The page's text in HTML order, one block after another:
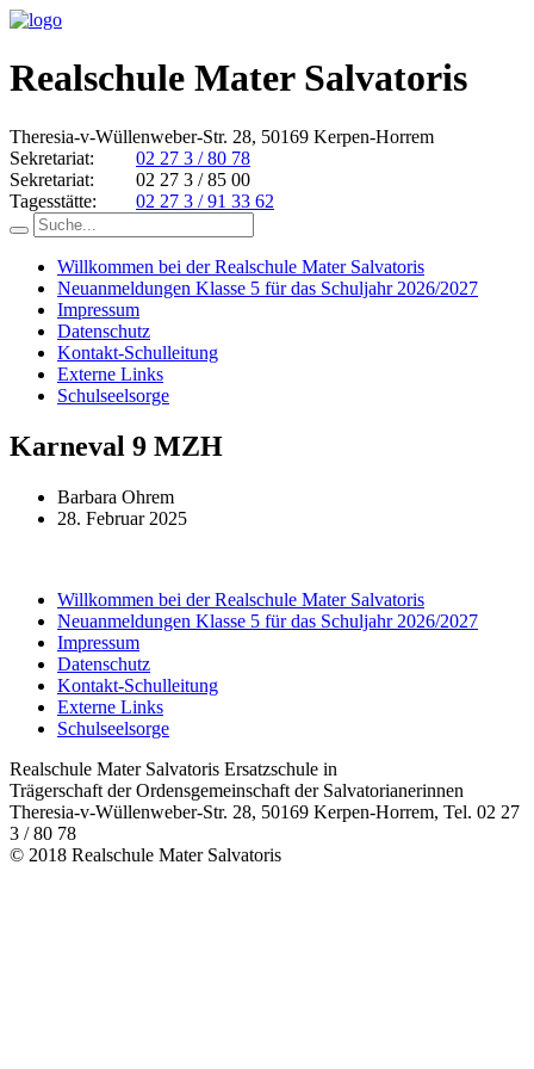
Realschule Mater Salvatoris
Theresia-v-Wüllenweber-Str. 28, 50169 Kerpen-Horrem
Sekretariat:
02 27 3 / 80 78
Sekretariat:
02 27 3 / 85 00
Tagesstätte:
02 27 3 / 91 33 62
Willkommen bei der Realschule Mater Salvatoris
Neuanmeldungen Klasse 5 für das Schuljahr 2026/2027
Impressum
Datenschutz
Kontakt-Schulleitung
Externe Links
Schulseelsorge
Karneval 9 MZH
Barbara Ohrem
28. Februar 2025
Willkommen bei der Realschule Mater Salvatoris
Neuanmeldungen Klasse 5 für das Schuljahr 2026/2027
Impressum
Datenschutz
Kontakt-Schulleitung
Externe Links
Schulseelsorge
Realschule Mater Salvatoris Ersatzschule in
Trägerschaft der Ordensgemeinschaft der Salvatorianerinnen
Theresia-v-Wüllenweber-Str. 28, 50169 Kerpen-Horrem, Tel. 02 27
3 / 80 78
© 2018 Realschule Mater Salvatoris